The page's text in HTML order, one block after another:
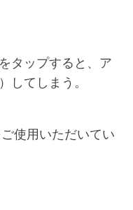
タップすると、ア
してしまう。
使用いただいてい